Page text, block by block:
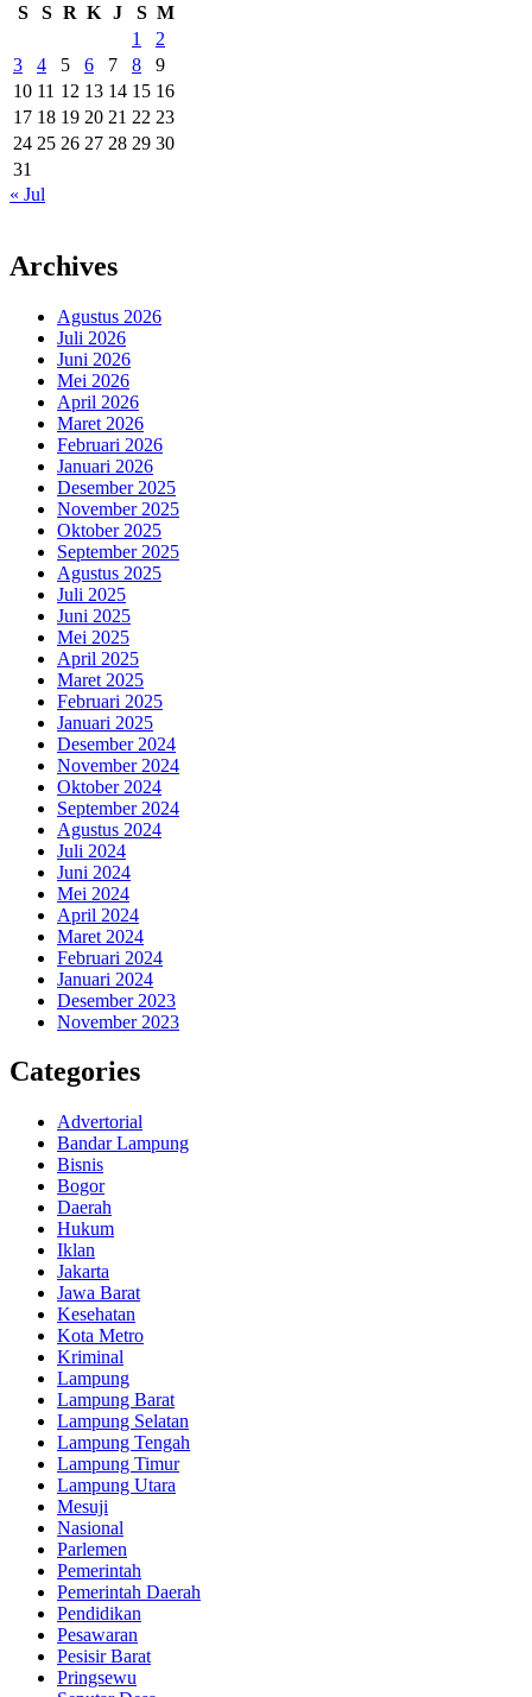
S
S R K J S M
1
2
3
4 5 6 7 8
9
10 11 12 13 14 15 16
17 18 19 20 21 22 23
24 25 26 27 28 29 30
31
« Jul
Archives
Agustus 2026
Juli 2026
Juni 2026
Mei 2026
April 2026
Maret 2026
Februari 2026
Januari 2026
Desember 2025
November 2025
Oktober 2025
September 2025
Agustus 2025
Juli 2025
Juni 2025
Mei 2025
April 2025
Maret 2025
Februari 2025
Januari 2025
Desember 2024
November 2024
Oktober 2024
September 2024
Agustus 2024
Juli 2024
Juni 2024
Mei 2024
April 2024
Maret 2024
Februari 2024
Januari 2024
Desember 2023
November 2023
Categories
Advertorial
Bandar Lampung
Bisnis
Bogor
Daerah
Hukum
Iklan
Jakarta
Jawa Barat
Kesehatan
Kota Metro
Kriminal
Lampung
Lampung Barat
Lampung Selatan
Lampung Tengah
Lampung Timur
Lampung Utara
Mesuji
Nasional
Parlemen
Pemerintah
Pemerintah Daerah
Pendidikan
Pesawaran
Pesisir Barat
Pringsewu